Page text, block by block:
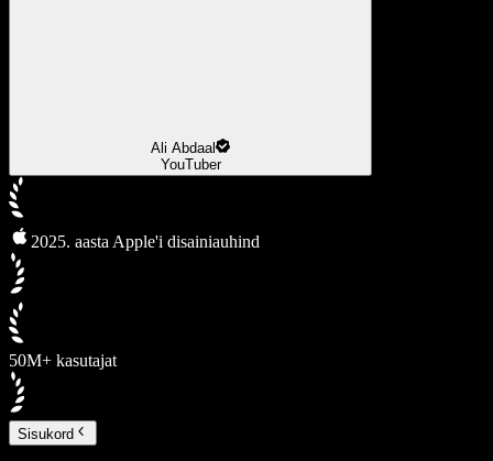
Ali Abdaal
YouTuber
2025. aasta Apple'i disainiauhind
50M+ kasutajat
Sisukord